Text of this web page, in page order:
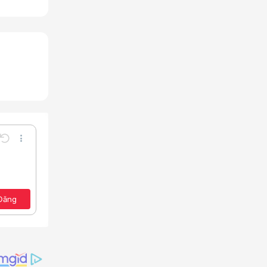
Undo Thêm tùy chọn…